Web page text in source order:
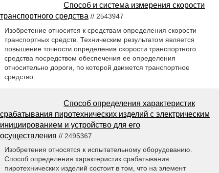
Способ и система измерения скорости
транспортного средства // 2543947
Изобретение относится к средствам определения скорости
транспортных средств. Техническим результатом является
повышение точности определения скорости транспортного
средства посредством обеспечения ее определения
относительно дороги, по которой движется транспортное
средство.
Способ определения характеристик
срабатывания пиротехнических изделий с электрическим
инициированием и устройство для его
осуществления // 2495367
Изобретения относятся к испытательному оборудованию.
Способ определения характеристик срабатывания
пиротехнических изделий состоит в том, что на элемент